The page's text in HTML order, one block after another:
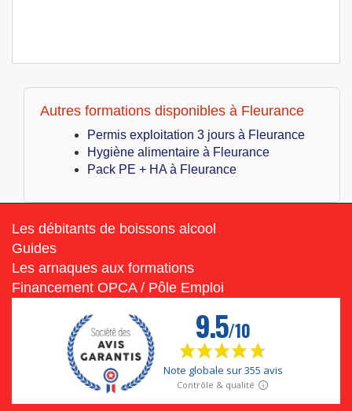
Autres formations disponibles à Fleurance
Permis exploitation 3 jours à Fleurance
Hygiène alimentaire à Fleurance
Pack PE + HA à Fleurance
Les débitants de boissons alcool
Guides
Les arnaques aux formations
Financement OPCA / Pôle Emploi